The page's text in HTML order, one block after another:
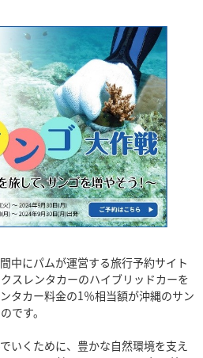
中にパムが運営する旅行予約サイト
スレンタカーのハイブリッドカーを
タカー料金の1％相当額が沖縄のサン
です。
いくために、豊かな自然環境を支え